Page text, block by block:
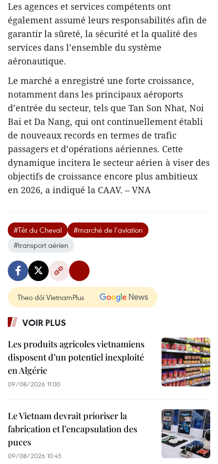
Les agences et services compétents ont
également assumé leurs responsabilités afin de
garantir la sûreté, la sécurité et la qualité des
services dans l’ensemble du système
aéronautique.
Le marché a enregistré une forte croissance,
notamment dans les principaux aéroports
d’entrée du secteur, tels que Tan Son Nhat, Noi
Bai et Da Nang, qui ont continuellement établi
de nouveaux records en termes de trafic
passagers et d’opérations aériennes. Cette
dynamique incitera le secteur aérien à viser des
objectifs de croissance encore plus ambitieux
en 2026, a indiqué la CAAV. – VNA
#Têt du Cheval
#marché de l’aviation
#transport aérien
Theo dõi VietnamPlus
VOIR PLUS
Les produits agricoles vietnamiens
disposent d’un potentiel inexploité
en Algérie
09/08/2026 11:00
Le Vietnam devrait prioriser la
fabrication et l’encapsulation des
puces
09/08/2026 10:45